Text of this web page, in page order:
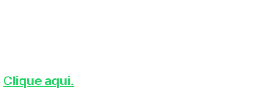
Clique aqui.